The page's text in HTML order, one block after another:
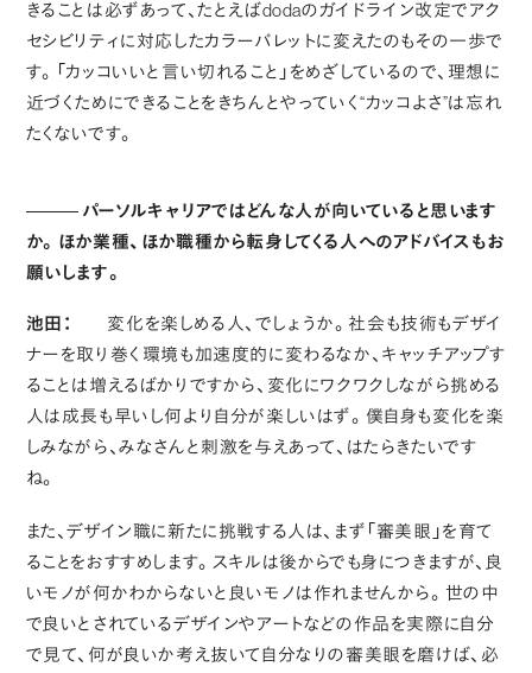
きることは必ずあって、たとえばdodaのガイドライン改定でアク
セシビリティに対応したカラーパレットに変えたのもその一歩で
す。「カッコいいと言い切れること」をめざしているので、理想に
近づくためにできることをきちんとやっていく“カッコよさ”は忘れ
たくないです。
パーソルキャリアではどんな人が向いていると思います
か。ほか業種、ほか職種から転身してくる人へのアドバイスもお
願いします。
池田：
変化を楽しめる人、でしょうか。社会も技術もデザイ
ナーを取り巻く環境も加速度的に変わるなか、キャッチアップす
ることは増えるばかりですから、変化にワクワクしながら挑める
人は成長も早いし何より自分が楽しいはず。僕自身も変化を楽
しみながら、みなさんと刺激を与えあって、はたらきたいです
ね。
また、デザイン職に新たに挑戦する人は、まず「審美眼」を育て
ることをおすすめします。スキルは後からでも身につきますが、良
いモノが何かわからないと良いモノは作れませんから。世の中
で良いとされているデザインやアートなどの作品を実際に自分
で見て、何が良いか考え抜いて自分なりの審美眼を磨けば、必